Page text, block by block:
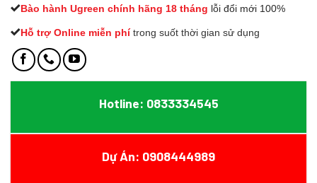
Bào hành Ugreen chính hãng 18 tháng lỗi đổi mới 100%
Hỗ trợ Online miễn phí trong suốt thời gian sử dụng
Hotline: 0833334545
Dự Án: 0908444989